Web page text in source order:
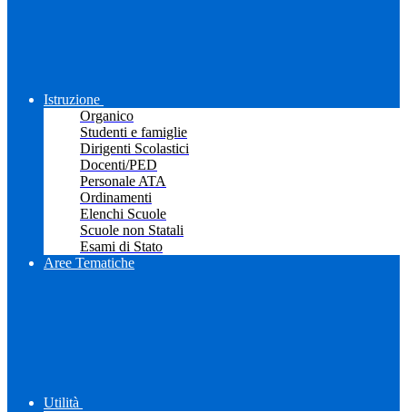
Istruzione
Organico
Studenti e famiglie
Dirigenti Scolastici
Docenti/PED
Personale ATA
Ordinamenti
Elenchi Scuole
Scuole non Statali
Esami di Stato
Aree Tematiche
Utilità